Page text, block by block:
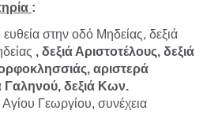
:
στην οδό Μηδείας, δεξιά
, δεξιά Αριστοτέλους, δεξιά
αριστερά
Γαληνού, δεξιά Κων.
Αγίου Γεωργίου, συνέχεια